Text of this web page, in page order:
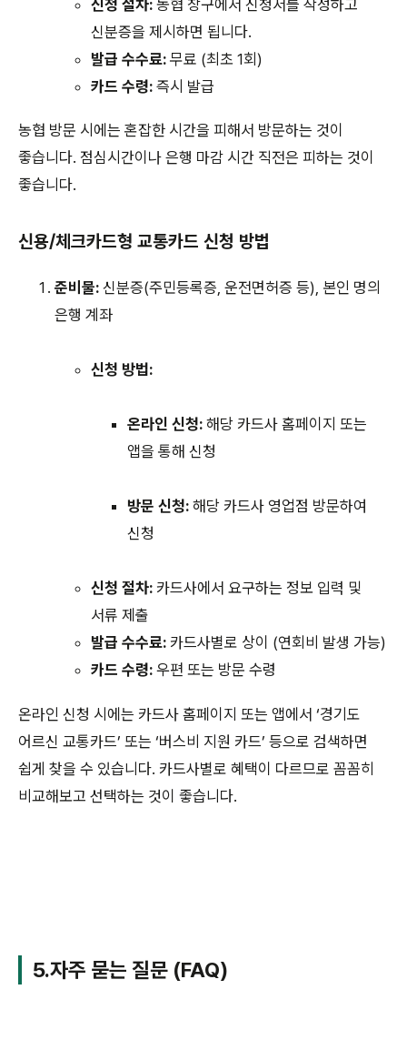
신청 절차: 농협 창구에서 신청서를 작성하고
신분증을 제시하면 됩니다.
발급 수수료: 무료 (최초 1회)
카드 수령: 즉시 발급
농협 방문 시에는 혼잡한 시간을 피해서 방문하는 것이
좋습니다. 점심시간이나 은행 마감 시간 직전은 피하는 것이
좋습니다.
신용/체크카드형 교통카드 신청 방법
준비물: 신분증(주민등록증, 운전면허증 등), 본인 명의
은행 계좌
신청 방법:
온라인 신청: 해당 카드사 홈페이지 또는
앱을 통해 신청
방문 신청: 해당 카드사 영업점 방문하여
신청
신청 절차: 카드사에서 요구하는 정보 입력 및
서류 제출
발급 수수료: 카드사별로 상이 (연회비 발생 가능)
카드 수령: 우편 또는 방문 수령
온라인 신청 시에는 카드사 홈페이지 또는 앱에서 ‘경기도
어르신 교통카드’ 또는 ‘버스비 지원 카드’ 등으로 검색하면
쉽게 찾을 수 있습니다. 카드사별로 혜택이 다르므로 꼼꼼히
비교해보고 선택하는 것이 좋습니다.
5.자주 묻는 질문 (FAQ)